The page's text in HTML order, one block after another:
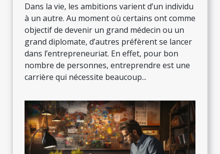
Dans la vie, les ambitions varient d’un individu
à un autre. Au moment où certains ont comme
objectif de devenir un grand médecin ou un
grand diplomate, d’autres préfèrent se lancer
dans l’entrepreneuriat. En effet, pour bon
nombre de personnes, entreprendre est une
carrière qui nécessite beaucoup...